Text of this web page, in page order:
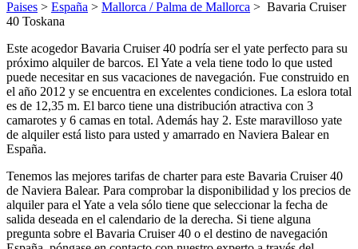
Paises > España > Mallorca / Palma de Mallorca > Bavaria Cruiser
40 Toskana
Este acogedor Bavaria Cruiser 40 podría ser el yate perfecto para su
próximo alquiler de barcos. El Yate a vela tiene todo lo que usted
puede necesitar en sus vacaciones de navegación. Fue construido en
el año 2012 y se encuentra en excelentes condiciones. La eslora total
es de 12,35 m. El barco tiene una distribución atractiva con 3
camarotes y 6 camas en total. Además hay 2. Este maravilloso yate
de alquiler está listo para usted y amarrado en Naviera Balear en
España.
Tenemos las mejores tarifas de charter para este Bavaria Cruiser 40
de Naviera Balear. Para comprobar la disponibilidad y los precios de
alquiler para el Yate a vela sólo tiene que seleccionar la fecha de
salida deseada en el calendario de la derecha. Si tiene alguna
pregunta sobre el Bavaria Cruiser 40 o el destino de navegación